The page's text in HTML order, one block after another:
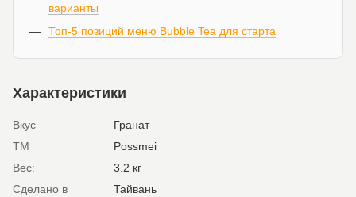
варианты
Топ-5 позиций меню Bubble Tea для старта
Характеристики
Вкус
Гранат
ТМ
Possmei
Вес:
3.2 кг
Сделано в
Тайвань